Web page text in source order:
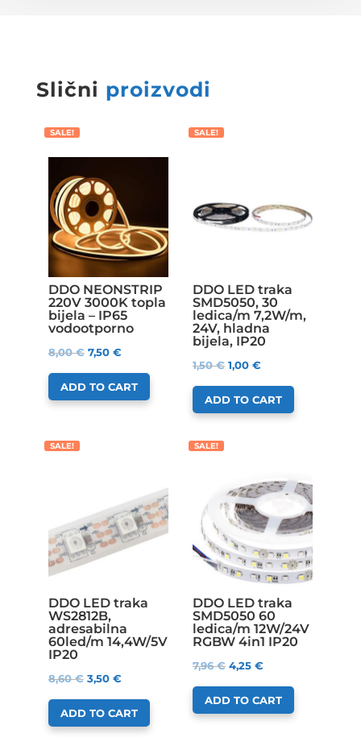
Slični proizvodi
SALE!
DDO NEONSTRIP
220V 3000K topla
bijela – IP65
vodootporno
8,00€ 7,50 €
ADD TO CART
SALE!
DDO LED traka
SMD5050, 30
ledica/m 7,2W/m,
24V, hladna
bijela, IP20
1,50€ 1,00 €
ADD TO CART
SALE!
DDO LED traka
WS2812B,
adresabilna
60led/m 14,4W/5V
IP20
8,60€ 3,50 €
ADD TO CART
SALE!
DDO LED traka
SMD5050 60
ledica/m 12W/24V
RGBW 4in1 IP20
7,96€ 4,25 €
ADD TO CART